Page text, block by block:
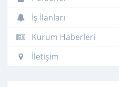
İş İlanları
Kurum Haberleri
İletişim